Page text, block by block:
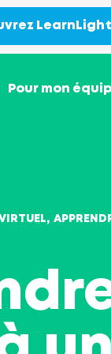
LearnLight
Pour mon